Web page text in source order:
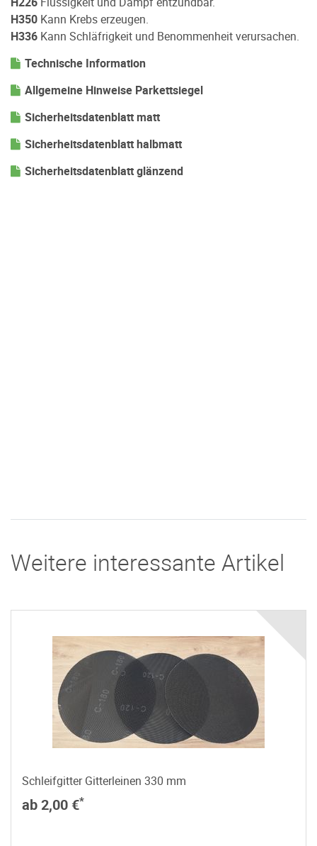
H350 Kann Krebs erzeugen.
H336 Kann Schläfrigkeit und Benommenheit verursachen.
Technische Information
Allgemeine Hinweise Parkettsiegel
Sicherheitsdatenblatt matt
Sicherheitsdatenblatt halbmatt
Sicherheitsdatenblatt glänzend
Weitere interessante Artikel
Schleifgitter Gitterleinen 330 mm
ab 2,00 €*